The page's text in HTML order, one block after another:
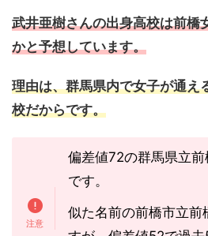
武井亜樹さんの出身高校は前橋
かと予想しています。
理由は、群馬県内で女子が通え
校だからです。
偏差値72の群馬県立
です。
似た名前の前橋市立前